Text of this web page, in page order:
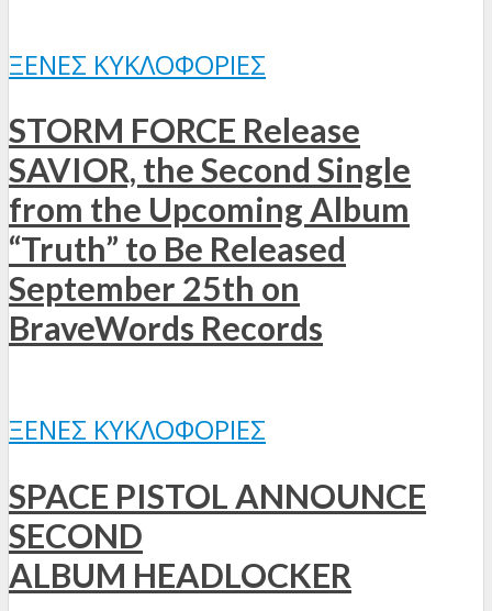
ΞΈΝΕΣ ΚΥΚΛΟΦΟΡΊΕΣ
STORM FORCE Release
SAVIOR, the Second Single
from the Upcoming Album
“Truth” to Be Released
September 25th on
BraveWords Records
ΞΈΝΕΣ ΚΥΚΛΟΦΟΡΊΕΣ
SPACE PISTOL ANNOUNCE
SECOND
ALBUM HEADLOCKER